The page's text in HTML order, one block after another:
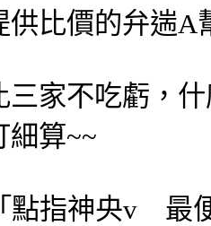
供比價的弁遄
三家不吃虧，
細算~~
點指神央v 最